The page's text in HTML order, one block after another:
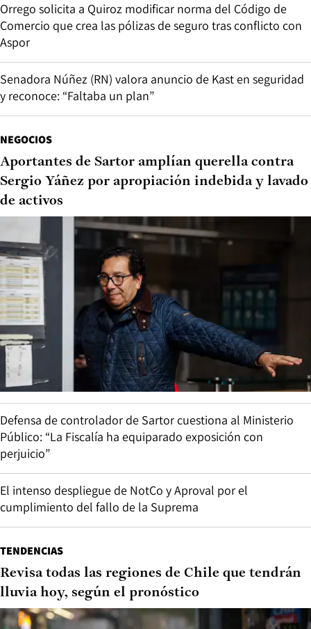
Orrego solicita a Quiroz modificar norma del Código de
Comercio que crea las pólizas de seguro tras conflicto con
Aspor
Senadora Núñez (RN) valora anuncio de Kast en seguridad
y reconoce: “Faltaba un plan”
NEGOCIOS
Aportantes de Sartor amplían querella contra
Sergio Yáñez por apropiación indebida y lavado
de activos
Defensa de controlador de Sartor cuestiona al Ministerio
Público: “La Fiscalía ha equiparado exposición con
perjuicio”
El intenso despliegue de NotCo y Aproval por el
cumplimiento del fallo de la Suprema
TENDENCIAS
Revisa todas las regiones de Chile que tendrán
lluvia hoy, según el pronóstico